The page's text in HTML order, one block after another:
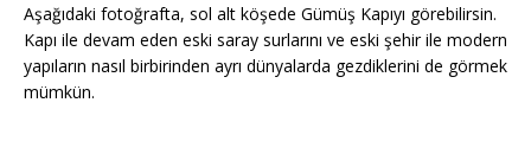
Aşağıdaki fotoğrafta, sol alt köşede Gümüş Kapıyı görebilirsin.
Kapı ile devam eden eski saray surlarını ve eski şehir ile modern
yapıların nasıl birbirinden ayrı dünyalarda gezdiklerini de görmek
mümkün.